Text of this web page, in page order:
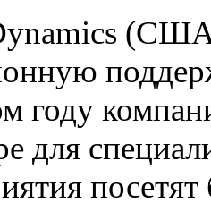
году
для
посетят